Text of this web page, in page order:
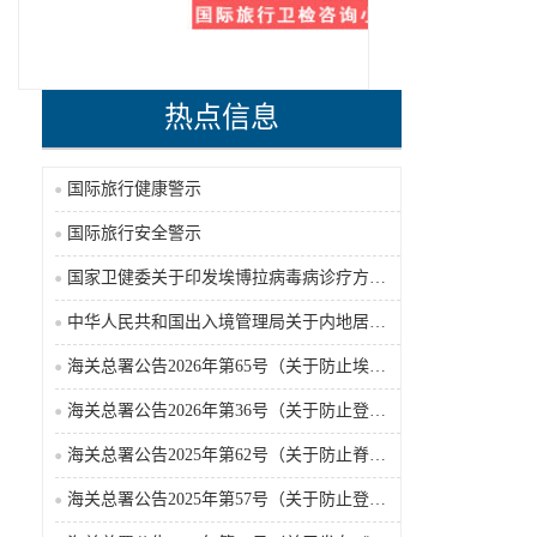
热点信息
国际旅行健康警示
国际旅行安全警示
国家卫健委关于印发埃博拉病毒病诊疗方案（2026年版）的通知
中华人民共和国出入境管理局关于内地居民前往港澳地区定居审批条件的公告（2026-06-30）
海关总署公告2026年第65号（关于防止埃博拉病毒病疫情传入我国的公告）（2026-05-18）
海关总署公告2026年第36号（关于防止登革热疫情传入我国的公告）
海关总署公告2025年第62号（关于防止脊髓灰质炎疫情传入我国的公告）
海关总署公告2025年第57号（关于防止登革热疫情传入我国的公告）